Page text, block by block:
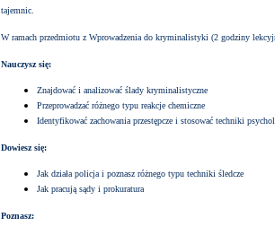
tajemnic.
W ramach przedmiotu z Wprowadzenia do kryminalistyki (2 godziny
Nauczysz się:
Znajdować i analizować ślady kryminalistyczne
Przeprowadzać różnego typu reakcje chemiczne
Identyfikować zachowania przestępcze i stosować techniki
Dowiesz się:
Jak działa policja i poznasz różnego typu techniki śledcze
Jak pracują sądy i prokuratura
Poznasz: